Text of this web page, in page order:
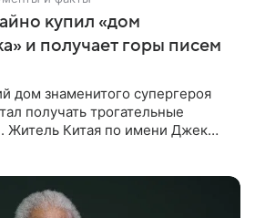
купил «дом
и получает горы писем
дом знаменитого супергероя
получать трогательные
Житель Китая по имени Джек